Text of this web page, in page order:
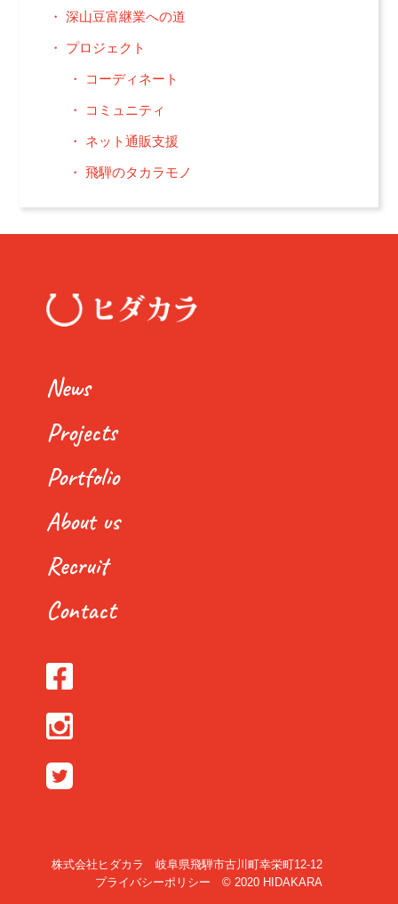
深山豆富継業への道
プロジェクト
コーディネート
コミュニティ
ネット通販支援
飛騨のタカラモノ
News
Projects
Portfolio
About us
Recruit
Contact
株式会社ヒダカラ 岐阜県飛騨市古川町幸栄町12-12
プライバシーポリシー
© 2020 HIDAKARA